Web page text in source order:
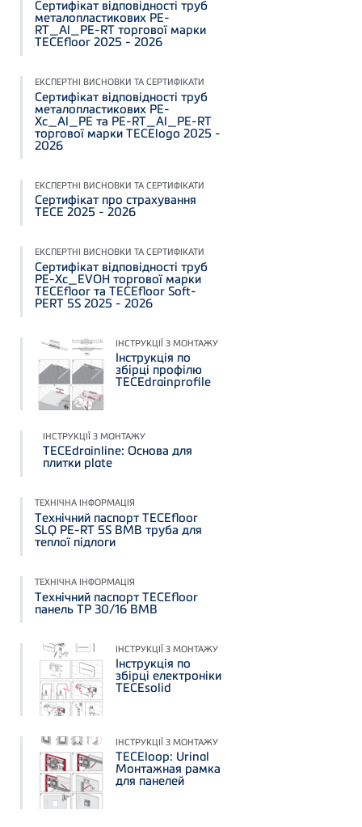
Сертифікат відповідності труб
металопластикових PE-
RT_Al_PE-RT торгової марки
TECEfloor 2025 - 2026
ЕКСПЕРТНІ ВИСНОВКИ ТА СЕРТИФІКАТИ
Сертифікат відповідності труб
металопластикових PE-
Xc_Al_PE та PE-RT_Al_PE-RT
торгової марки TECElogo 2025 -
2026
ЕКСПЕРТНІ ВИСНОВКИ ТА СЕРТИФІКАТИ
Сертифікат про страхування
ТЕСЕ 2025 - 2026
ЕКСПЕРТНІ ВИСНОВКИ ТА СЕРТИФІКАТИ
Сертифікат відповідності труб
PE-Xc_EVOH торгової марки
TECEfloor та TECEfloor Soft-
PERT 5S 2025 - 2026
ІНСТРУКЦІЇ З МОНТАЖУ
Інструкція по
збірці профілю
TECEdrainprofile
ІНСТРУКЦІЇ З МОНТАЖУ
TECEdrainline: Основа для
плитки plate
ТЕХНІЧНА ІНФОРМАЦІЯ
Технічний паспорт TECEfloor
SLQ PE-RT 5S BMB труба для
теплої підлоги
ТЕХНІЧНА ІНФОРМАЦІЯ
Технічний паспорт TECEfloor
панель TP 30/16 BMB
ІНСТРУКЦІЇ З МОНТАЖУ
Інструкція по
збірці електроніки
TECEsolid
ІНСТРУКЦІЇ З МОНТАЖУ
TECEloop: Urinal
Монтажная рамка
для панелей